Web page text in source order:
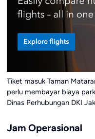
Tiket masuk Taman
perlu membayar biaya
Dinas Perhubungan DKI
Jam Operasional